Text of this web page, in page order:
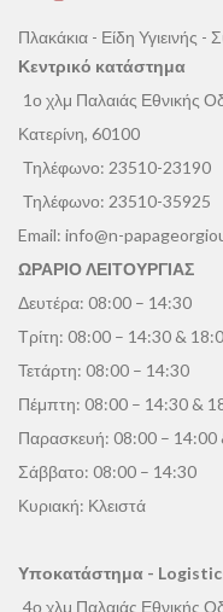
Πλακάκια - Είδη Υγιεινής
Κεντρικό κατάστημα
1ο χλμ Παλαιάς Εθνικής
Κατερίνη, 60100
Τηλέφωνο: 23510-23190
Τηλέφωνο: 23510-35925
Email: info@n-
ΩΡΑΡΙΟ ΛΕΙΤΟΥΡΓΙΑΣ
Δευτέρα: 08:00 – 14:30
Τρίτη: 08:00 – 14:30 &
Τετάρτη: 08:00 – 14:30
Πέμπτη: 08:00 – 14:30 &
Παρασκευή: 08:00 – 14:00
Σάββατο: 08:00 – 14:30
Κυριακή: Κλειστά
Υποκατάστημα -
4ο χλμ Παλαιάς Εθνικής